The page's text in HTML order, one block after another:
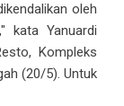
oleh
kata Yanuardi
Kompleks
(20/5). Untuk